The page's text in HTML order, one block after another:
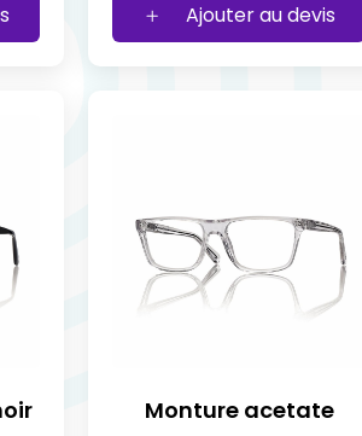
Ajouter au devis
Monture acetate